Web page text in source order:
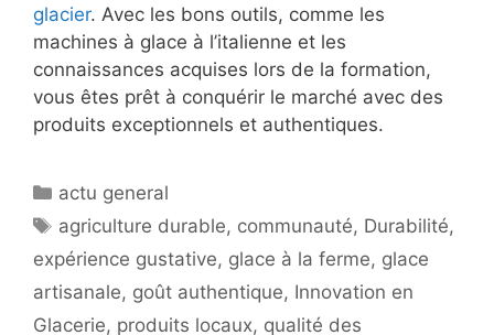
glacier. Avec les bons outils, comme les
machines à glace à l’italienne et les
connaissances acquises lors de la formation,
vous êtes prêt à conquérir le marché avec des
produits exceptionnels et authentiques.
Catégories
actu general
Étiquettes
agriculture durable, communauté, Durabilité,
expérience gustative, glace à la ferme, glace
artisanale, goût authentique, Innovation en
Glacerie, produits locaux, qualité des